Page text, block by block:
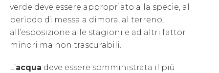
verde deve essere appropriato alla specie, al
periodo di messa a dimora, al terreno,
all’esposizione alle stagioni e ad altri fattori
minori ma non trascurabili.
L’acqua deve essere somministrata il più